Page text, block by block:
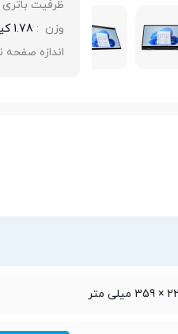
ظرفیت باتری
وزن  : 1.78 کیلوگرم
اندازه